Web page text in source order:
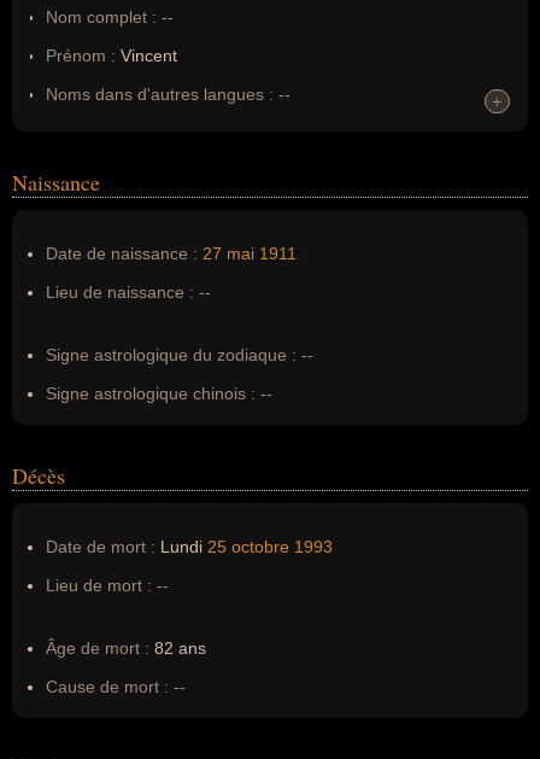
Nom complet : --
Prénom : Vincent
Noms dans d'autres langues : --
Nom de famille :Price
+
+
Naissance
Date de naissance : 27 mai 1911
Lieu de naissance : --
Signe astrologique du zodiaque : --
Signe astrologique chinois : --
Décès
Date de mort : Lundi 25 octobre 1993
Lieu de mort : --
Âge de mort : 82 ans
Cause de mort : --